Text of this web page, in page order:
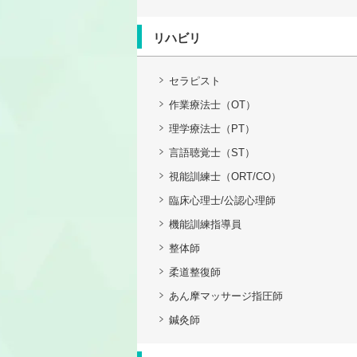
リハビリ
セラピスト
作業療法士（OT）
理学療法士（PT）
言語聴覚士（ST）
視能訓練士（ORT/CO）
臨床心理士/公認心理師
機能訓練指導員
整体師
柔道整復師
あん摩マッサージ指圧師
鍼灸師